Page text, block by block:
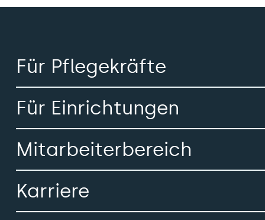
Für Pflegekräfte
Für Einrichtungen
Mitarbeiterbereich
Karriere